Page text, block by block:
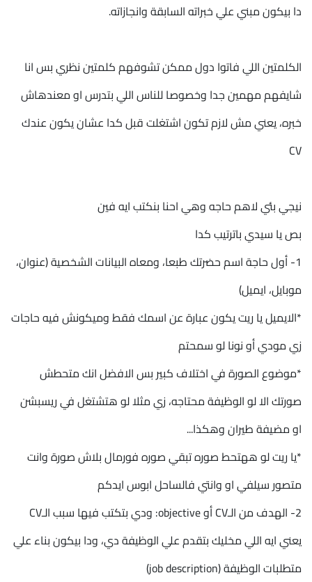
دا بيكون مبني علي خبراته السابقة وانجازاته.
الكلمتين اللي فاتوا دول ممكن تشوفهم كلمتين نظري بس انا
شايفهم مهمين جدا وخصوصا للناس اللي بتدرس او معندهاش
خبره، يعني مش لازم تكون اشتغلت قبل كدا عشان يكون عندك
CV
نيجي بئي لاهم حاجه وهي احنا بنكتب ايه فين
بص يا سيدي باترتيب كدا
1- أول حاجة اسم حضرتك طبعا، ومعاه البيانات الشخصية (عنوان،
موبايل، ايميل)
*الايميل يا ريت يكون عبارة عن اسمك فقط وميكونش فيه حاجات
زي مودي أو نونا لو سمحتم
*موضوع الصورة في اختلاف كبير بس الافضل انك متحطش
صورتك الا لو الوظيفة محتاجه، زي مثلا لو هتشتغل في ريسبشن
او مضيفة طيران وهكذا...
*يا ريت لو ههتحط صوره تبقي صوره فورمال بلاش صورة وانت
متصور سيلفي او وانتي فالساحل ابوس ايدكم
2- الهدف من الـCV أو objective: ودي بتكتب فيها سبب الـCV
يعني ايه اللي مخليك بتقدم علي الوظيفة دي، ودا بيكون بناء علي
متطلبات الوظيفة (job description)